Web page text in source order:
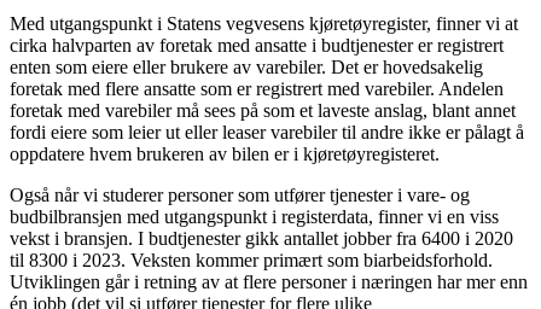
Med utgangspunkt i Statens vegvesens kjøretøyregister, finner vi at
cirka halvparten av foretak med ansatte i budtjenester er registrert
enten som eiere eller brukere av varebiler. Det er hovedsakelig
foretak med flere ansatte som er registrert med varebiler. Andelen
foretak med varebiler må sees på som et laveste anslag, blant annet
fordi eiere som leier ut eller leaser varebiler til andre ikke er pålagt å
oppdatere hvem brukeren av bilen er i kjøretøyregisteret.
Også når vi studerer personer som utfører tjenester i vare- og
budbilbransjen med utgangspunkt i registerdata, finner vi en viss
vekst i bransjen. I budtjenester gikk antallet jobber fra 6400 i 2020
til 8300 i 2023. Veksten kommer primært som biarbeidsforhold.
Utviklingen går i retning av at flere personer i næringen har mer enn
én jobb (det vil si utfører tjenester for flere ulike